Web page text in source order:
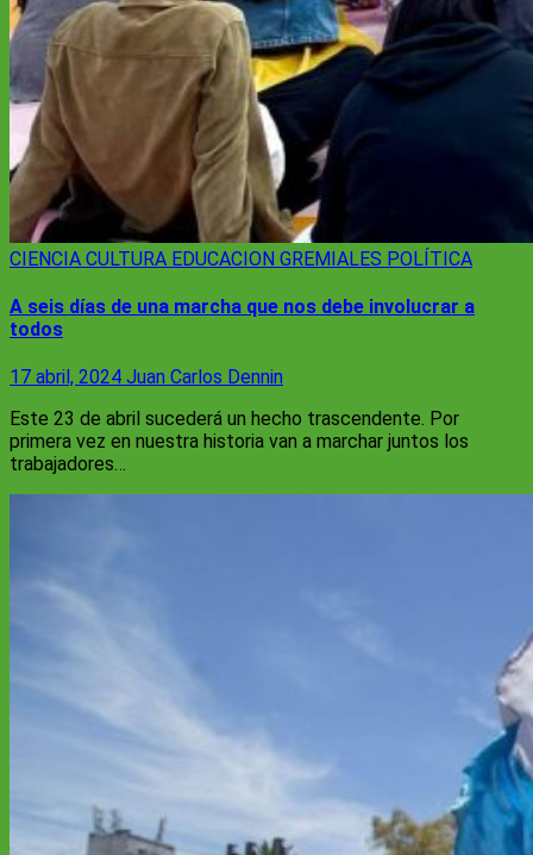
CIENCIA CULTURA EDUCACION GREMIALES POLÍTICA
A seis días de una marcha que nos debe involucrar a
todos
17 abril, 2024 Juan Carlos Dennin
Este 23 de abril sucederá un hecho trascendente. Por
primera vez en nuestra historia van a marchar juntos los
trabajadores…